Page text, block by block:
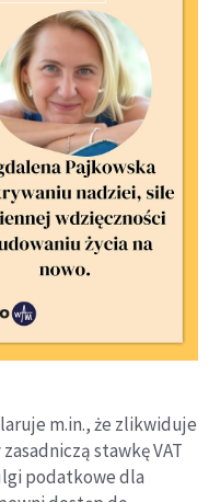
m.in., że zlikwiduje
stawkę VAT
podatkowe dla